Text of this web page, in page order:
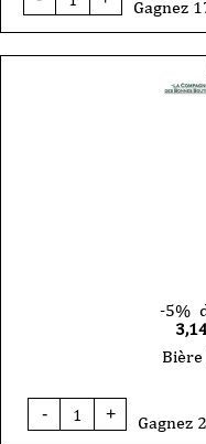
de
Box
Gagnez
-5%
-
quantité
de
+ Gagnez